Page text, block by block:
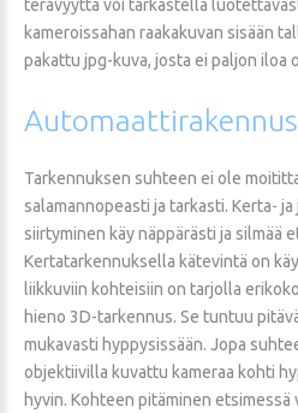
terävyyttä voi tarkastella
kameroissahan raakakuvan sisään
pakattu jpg-kuva, josta ei paljon iloa
Automaattirakennus
Tarkennuksen suhteen ei ole
salamannopeasti ja tarkasti. Kerta-
siirtyminen käy näppärästi ja silmää
Kertatarkennuksella kätevintä on
liikkuviin kohteisiin on tarjolla
hieno 3D-tarkennus. Se tuntuu
mukavasti hyppysissään. Jopa
objektiivilla kuvattu kameraa kohti
hyvin. Kohteen pitäminen etsimessä